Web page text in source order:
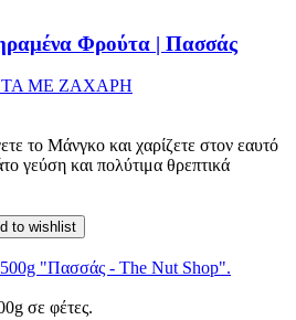
Φρούτα | Πασσάς
ΜΕ ΖΑΧΑΡΗ
το Μάνγκο και χαρίζετε στον εαυτό
γεύση και πολύτιμα θρεπτικά
to wishlist